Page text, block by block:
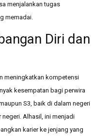
menjalankan tugas
memadai.
Diri dan
meningkatkan kompetensi
kesempatan bagi perwira
S3, baik di dalam negeri
Alhasil, ini menjadi
karier ke jenjang yang